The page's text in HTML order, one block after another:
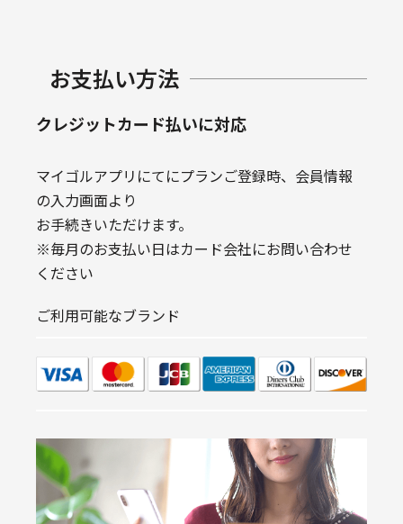
お支払い方法
クレジットカード払いに対応
マイゴルアプリにてにプランご登録時、会員情報
の入力画面より
お手続きいただけます。
※毎月のお支払い日はカード会社にお問い合わせ
ください
ご利用可能なブランド